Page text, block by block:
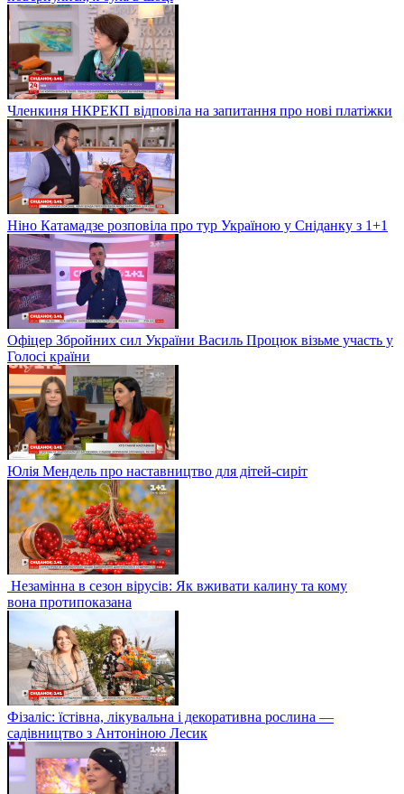
Членкиня НКРЕКП відповіла на запитання про нові платіжки
Ніно Катамадзе розповіла про тур Україною у Сніданку з 1+1
Офіцер Збройних сил України Василь Процюк візьме участь у
Голосі країни
Юлія Мендель про наставництво для дітей-сиріт
Незамінна в сезон вірусів: Як вживати калину та кому
вона протипоказана
Фізаліс: їстівна, лікувальна і декоративна рослина —
садівництво з Антоніною Лесик